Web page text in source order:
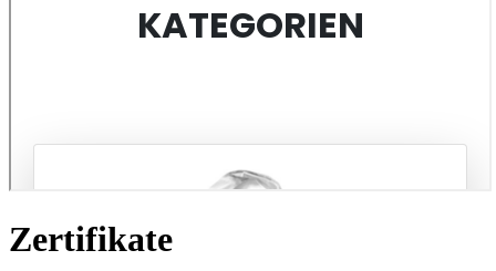
Zertifikate